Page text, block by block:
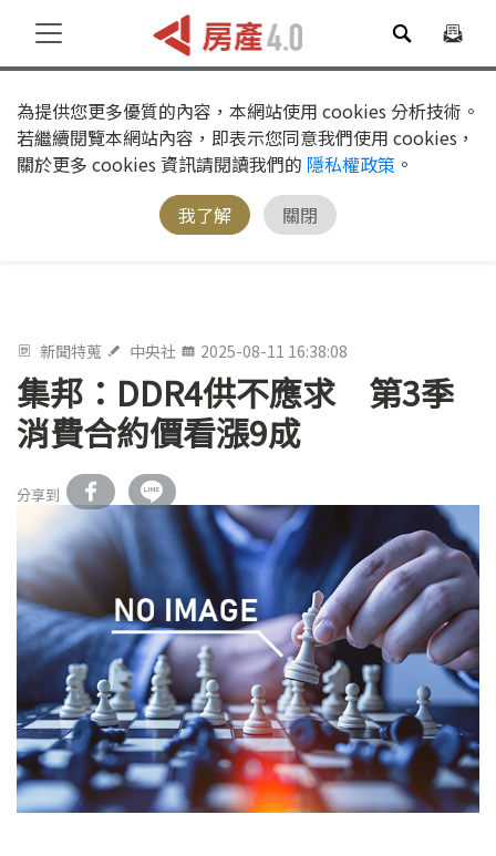
為提供您更多優質的內容，本網站使用 cookies 分析技術。
若繼續閱覽本網站內容，即表示您同意我們使用 cookies，
關於更多 cookies 資訊請閱讀我們的 隱私權政策 。
我了解
關閉
新聞特蒐 中央社 2025-08-11 16:38:08
集邦：DDR4供不應求 第3季
消費合約價看漲9成
分享到